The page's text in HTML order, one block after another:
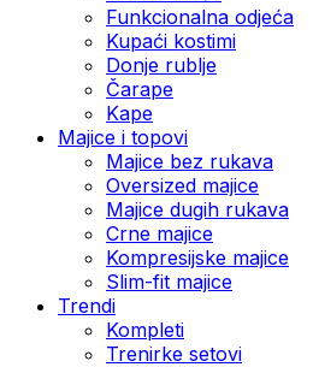
Funkcionalna odjeća
Kupaći kostimi
Donje rublje
Čarape
Kape
Majice i topovi
Majice bez rukava
Oversized majice
Majice dugih rukava
Crne majice
Kompresijske majice
Slim-fit majice
Trendi
Kompleti
Trenirke setovi